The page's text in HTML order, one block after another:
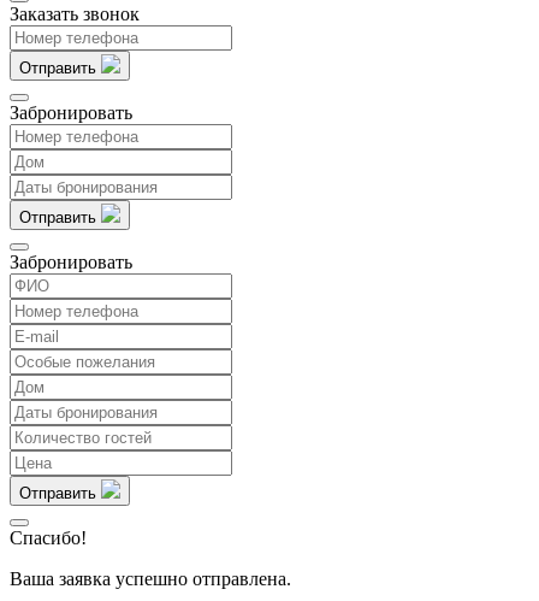
Заказать звонок
Отправить
Забронировать
Отправить
Забронировать
Отправить
Спасибо!
Ваша заявка успешно отправлена.